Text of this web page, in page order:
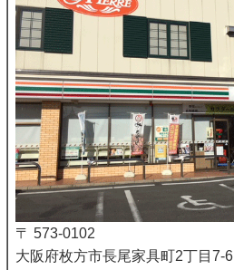
〒 573-0102
大阪府枚方市長尾家具町2丁目7-6